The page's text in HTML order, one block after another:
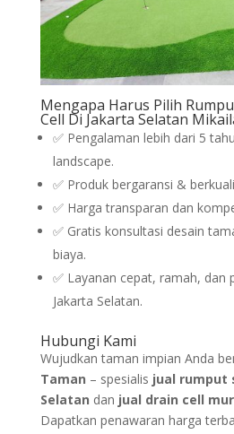
Mengapa Harus Pilih
Cell Di Jakarta Selatan
✅ Pengalaman lebih dari 5
landscape.
✅ Produk bergaransi &
✅ Harga transparan dan
✅ Gratis konsultasi desain
biaya.
✅ Layanan cepat, ramah, dan
Jakarta Selatan.
Hubungi Kami
Wujudkan taman impian Anda
Taman – spesialis jual rumput
Selatan dan jual drain cell
Dapatkan penawaran harga